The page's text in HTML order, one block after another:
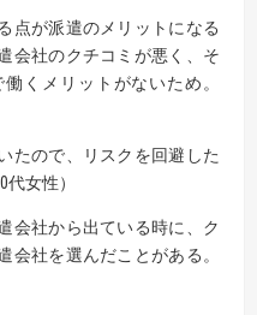
点が派遣のメリットになる
会社のクチコミが悪く、そ
くメリットがないため。
たので、リスクを回避した
女性）
会社から出ている時に、ク
会社を選んだことがある。